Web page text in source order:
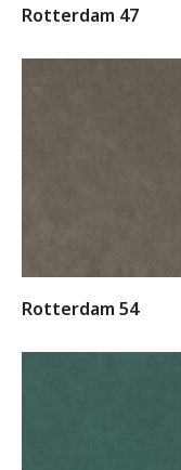
Rotterdam 47
Rotterdam 54